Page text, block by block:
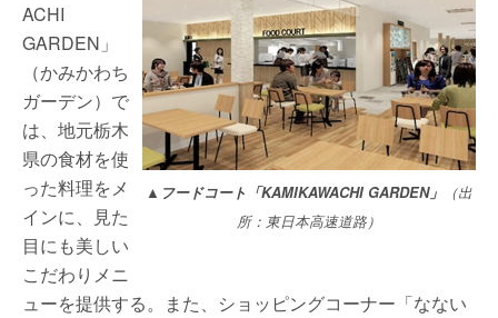
▲フードコート「KAMIKAWACHI GARDEN」
（出
所：東日本高速道路）
ACHI
GARDEN」
（かみかわち
ガーデン）で
は、地元栃木
県の食材を使
った料理をメ
インに、見た
目にも美しい
こだわりメニ
ューを提供する。また、ショッピングコーナー「なない